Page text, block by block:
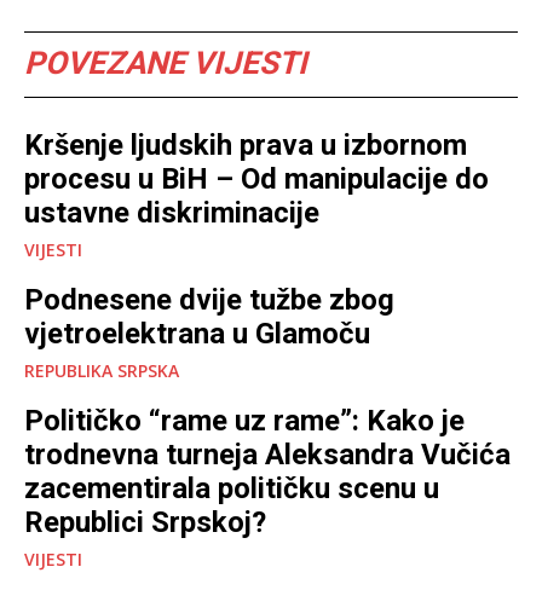
POVEZANE VIJESTI
Kršenje ljudskih prava u izbornom
procesu u BiH – Od manipulacije do
ustavne diskriminacije
VIJESTI
Podnesene dvije tužbe zbog
vjetroelektrana u Glamoču
REPUBLIKA SRPSKA
Političko “rame uz rame”: Kako je
trodnevna turneja Aleksandra Vučića
zacementirala političku scenu u
Republici Srpskoj?
VIJESTI